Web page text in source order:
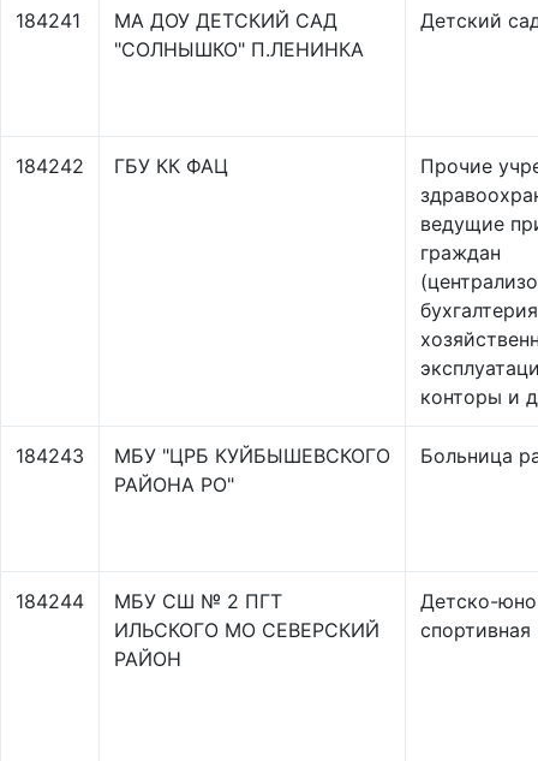
184241
МА ДОУ ДЕТСКИЙ САД
"СОЛНЫШКО" П.ЛЕНИНКА
Детский
184242 ГБУ КК ФАЦ
Прочие
ведущие
граждан
конторы и
184243
МБУ "ЦРБ КУЙБЫШЕВСКОГО
РАЙОНА РО"
Больница
184244
МБУ СШ № 2 ПГТ
ИЛЬСКОГО МО СЕВЕРСКИЙ
РАЙОН
Детско-